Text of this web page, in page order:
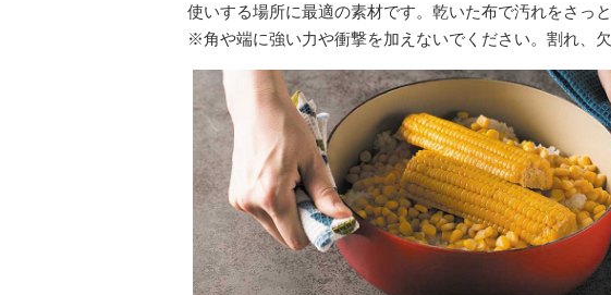
使いする場所に最適の素材です。乾いた布で汚れをさっ
※角や端に強い力や衝撃を加えないでください。割れ、